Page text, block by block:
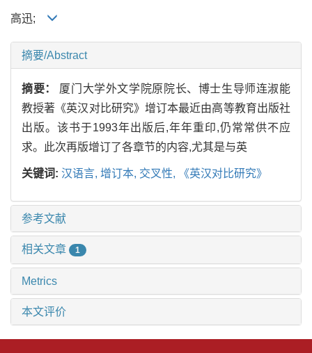
高迅;
摘要/Abstract
摘要： 厦门大学外文学院原院长、博士生导师连淑能
教授著《英汉对比研究》增订本最近由高等教育出版社
出版。该书于1993年出版后,年年重印,仍常常供不应
求。此次再版增订了各章节的内容,尤其是与英
关键词: 汉语言, 增订本, 交叉性, 《英汉对比研究》
参考文献
相关文章 1
Metrics
本文评价